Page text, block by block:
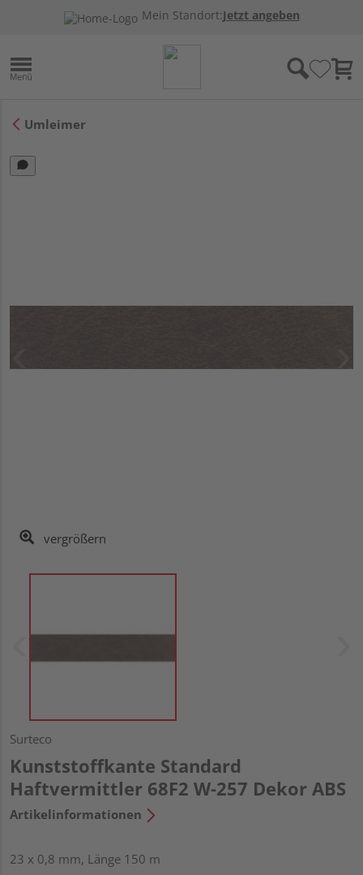
Mein Standort:Jetzt angeben
Umleimer
vergrößern
Surteco
Kunststoffkante Standard
Haftvermittler 68F2 W-257 Dekor ABS
Artikelinformationen
23 x 0,8 mm, Länge 150 m